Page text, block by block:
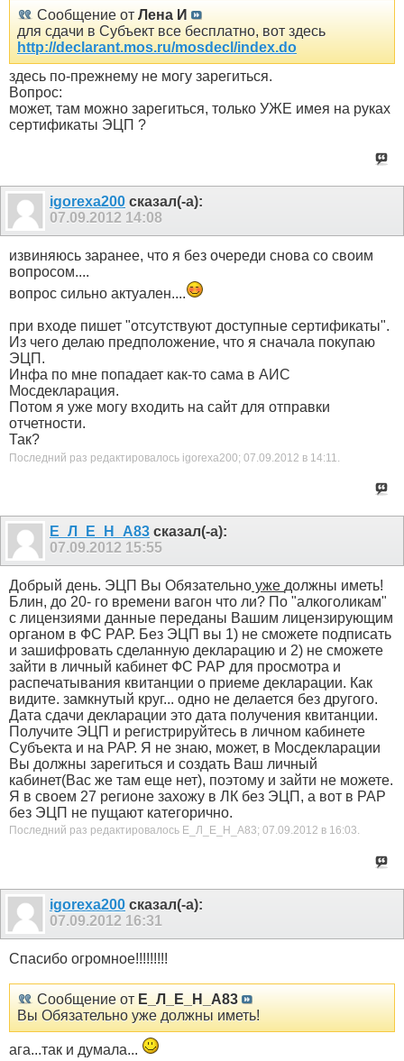
Сообщение от Лена И
для сдачи в Субъект все бесплатно, вот здесь
http://declarant.mos.ru/mosdecl/index.do
здесь по-прежнему не могу зарегиться.
Вопрос:
может, там можно зарегиться, только УЖЕ имея на руках
сертификаты ЭЦП ?
igorexa200 сказал(-а):
07.09.2012 14:08
извиняюсь заранее, что я без очереди снова со своим
вопросом....
вопрос сильно актуален....
при входе пишет "отсутствуют доступные сертификаты".
Из чего делаю предположение, что я сначала покупаю
ЭЦП.
Инфа по мне попадает как-то сама в АИС
Мосдекларация.
Потом я уже могу входить на сайт для отправки
отчетности.
Так?
Последний раз редактировалось igorexa200; 07.09.2012 в 14:11
Е_Л_Е_Н_А83 сказал(-а):
07.09.2012 15:55
Добрый день. ЭЦП Вы Обязательно уже должны иметь!
Блин, до 20- го времени вагон что ли? По "алкоголикам"
с лицензиями данные переданы Вашим лицензирующим
органом в ФС РАР. Без ЭЦП вы 1) не сможете подписать
и зашифровать сделанную декларацию и 2) не сможете
зайти в личный кабинет ФС РАР для просмотра и
распечатывания квитанции о приеме декларации. Как
видите. замкнутый круг... одно не делается без другого.
Дата сдачи декларации это дата получения квитанции.
Получите ЭЦП и регистрируйтесь в личном кабинете
Субъекта и на РАР. Я не знаю, может, в Мосдекларации
Вы должны зарегиться и создать Ваш личный
кабинет(Вас же там еще нет), поэтому и зайти не можете.
Я в своем 27 регионе захожу в ЛК без ЭЦП, а вот в РАР
без ЭЦП не пущают категорично.
Последний раз редактировалось Е_Л_Е_Н_А83; 07.09.2012 в 16:03.
igorexa200 сказал(-а):
07.09.2012 16:31
Спасибо огромное!!!!!!!!!
Сообщение от Е_Л_Е_Н_А83
Вы Обязательно уже должны иметь!
ага...так и думала...